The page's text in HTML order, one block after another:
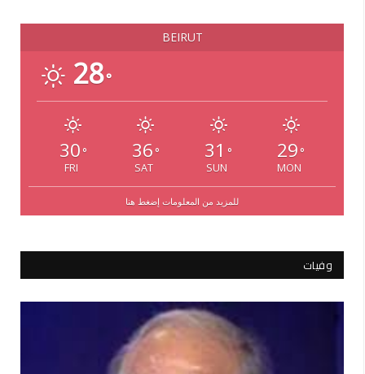
BEIRUT
28°
30 °
FRI
36 °
SAT
31 °
SUN
29 °
MON
للمزيد من المعلومات إضغط هنا
وفيات